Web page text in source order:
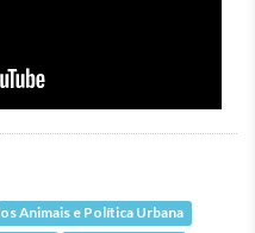
Animais e Política Urbana